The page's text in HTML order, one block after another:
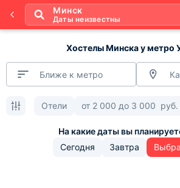
Минск
Даты неизвестны
Хостелы Минска у метро
Ближе к метро
Отели от 2 000 до 3 000 руб.
Сегодня Завтра